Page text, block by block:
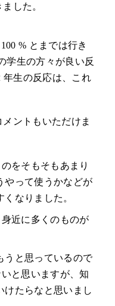
した。
% とまでは行き
学生の方々が良い反
年生の反応は、これ
ントもいただけま
をそもそもあまり
やって使うかなどが
なりました。
近に多くのものが
うと思っているので
と思いますが、知
けたらなと思いまし